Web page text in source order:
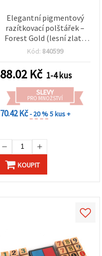
Elegantní pigmentový
razítkovací polštářek –
Forest Gold (lesní zlatá
barva), 6,2 × 2,1 cm –
scrapbooking a kreativní
DIY tvoření
Kód: 840599
88.02 Kč 1-4 kus
SLEVY
PRO MNOŽSTVÍ
70.42 Kč- 20 %5 kus +
KOUPIT